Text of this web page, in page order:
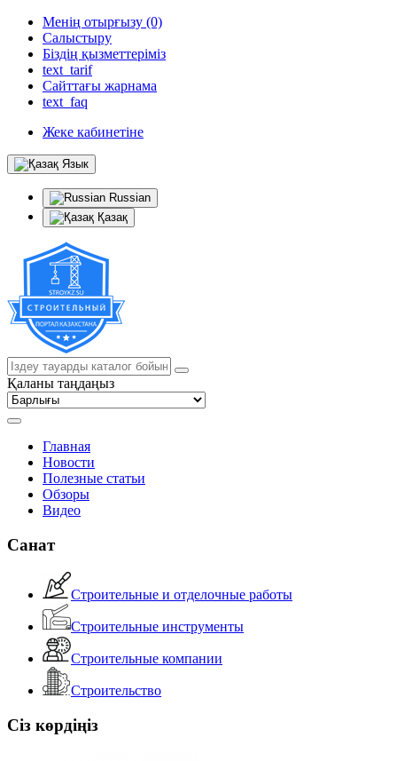
Менің отырғызу (0)
Салыстыру
Біздің қызметтеріміз
text_tarif
Сайттағы жарнама
text_faq
Жеке кабинетіне
Язык
Russian
Қазақ
Қаланы таңдаңыз
Главная
Новости
Полезные статьи
Обзоры
Видео
Санат
Строительные и отделочные работы
Строительные инструменты
Строительные компании
Строительство
Сіз көрдіңіз